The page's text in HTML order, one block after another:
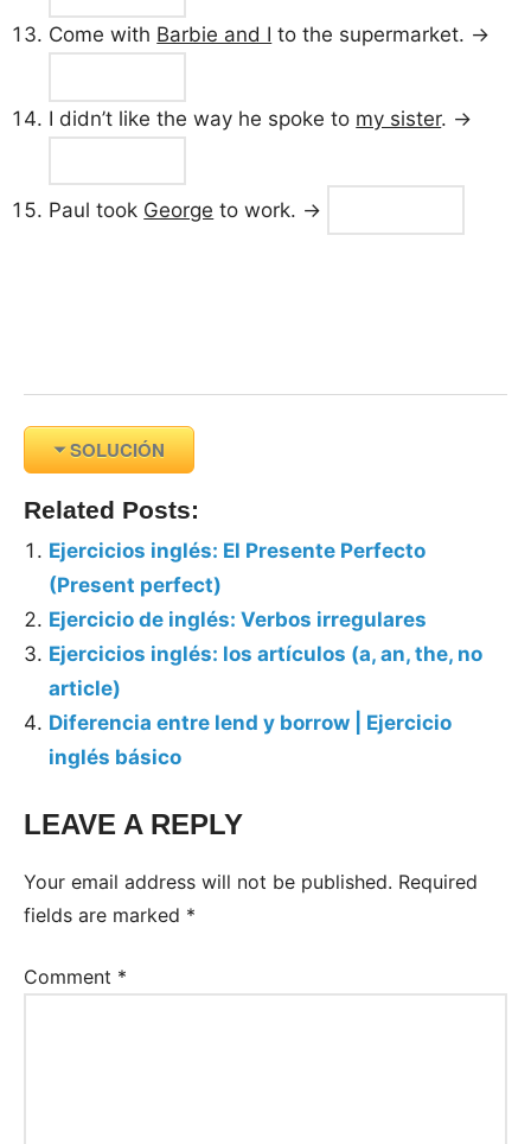
Come with Barbie and I to the supermarket. →
I didn’t like the way he spoke to my sister. →
Paul took George to work. →
SOLUCIÓN
Related Posts:
Ejercicios inglés: El Presente Perfecto
(Present perfect)
Ejercicio de inglés: Verbos irregulares
Ejercicios inglés: los artículos (a, an, the, no
article)
Diferencia entre lend y borrow | Ejercicio
inglés básico
LEAVE A REPLY
Your email address will not be published. Required
fields are marked *
Comment *